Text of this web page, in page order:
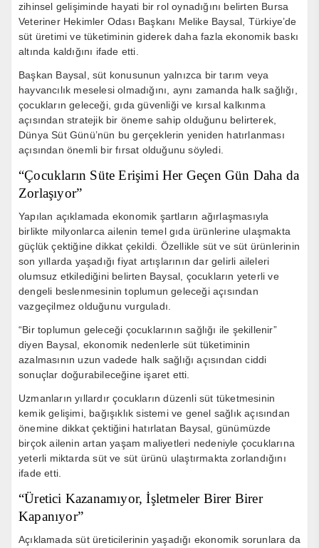
zihinsel gelişiminde hayati bir rol oynadığını belirten Bursa
Veteriner Hekimler Odası Başkanı Melike Baysal, Türkiye’de
süt üretimi ve tüketiminin giderek daha fazla ekonomik baskı
altında kaldığını ifade etti.
Başkan Baysal, süt konusunun yalnızca bir tarım veya
hayvancılık meselesi olmadığını, aynı zamanda halk sağlığı,
çocukların geleceği, gıda güvenliği ve kırsal kalkınma
açısından stratejik bir öneme sahip olduğunu belirterek,
Dünya Süt Günü’nün bu gerçeklerin yeniden hatırlanması
açısından önemli bir fırsat olduğunu söyledi.
“Çocukların Süte Erişimi Her Geçen Gün Daha da
Zorlaşıyor”
Yapılan açıklamada ekonomik şartların ağırlaşmasıyla
birlikte milyonlarca ailenin temel gıda ürünlerine ulaşmakta
güçlük çektiğine dikkat çekildi. Özellikle süt ve süt ürünlerinin
son yıllarda yaşadığı fiyat artışlarının dar gelirli aileleri
olumsuz etkilediğini belirten Baysal, çocukların yeterli ve
dengeli beslenmesinin toplumun geleceği açısından
vazgeçilmez olduğunu vurguladı.
“Bir toplumun geleceği çocuklarının sağlığı ile şekillenir”
diyen Baysal, ekonomik nedenlerle süt tüketiminin
azalmasının uzun vadede halk sağlığı açısından ciddi
sonuçlar doğurabileceğine işaret etti.
Uzmanların yıllardır çocukların düzenli süt tüketmesinin
kemik gelişimi, bağışıklık sistemi ve genel sağlık açısından
önemine dikkat çektiğini hatırlatan Baysal, günümüzde
birçok ailenin artan yaşam maliyetleri nedeniyle çocuklarına
yeterli miktarda süt ve süt ürünü ulaştırmakta zorlandığını
ifade etti.
“Üretici Kazanamıyor, İşletmeler Birer Birer
Kapanıyor”
Açıklamada süt üreticilerinin yaşadığı ekonomik sorunlara da